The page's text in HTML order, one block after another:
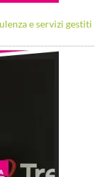
e servizi gestiti